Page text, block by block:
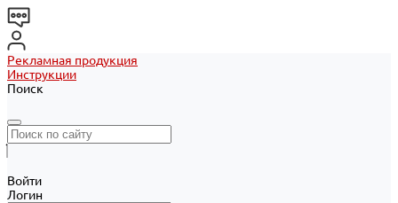
Рекламная продукция
Инструкции
Поиск
Войти
Логин